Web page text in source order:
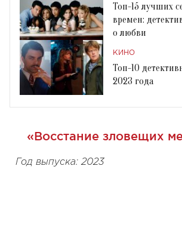
Топ-15 лучших
времен:
о любви
КИНО
Топ-10
2023 года
«Восстание зловещих
Год выпуска: 2023